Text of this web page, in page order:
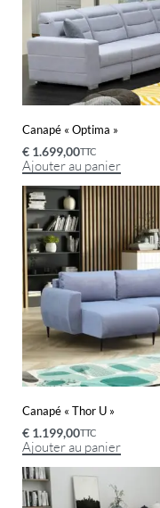
Canapé « Optima »
€ 1.699,00TTC
Ajouter au panier
Canapé « Thor U »
€ 1.199,00TTC
Ajouter au panier